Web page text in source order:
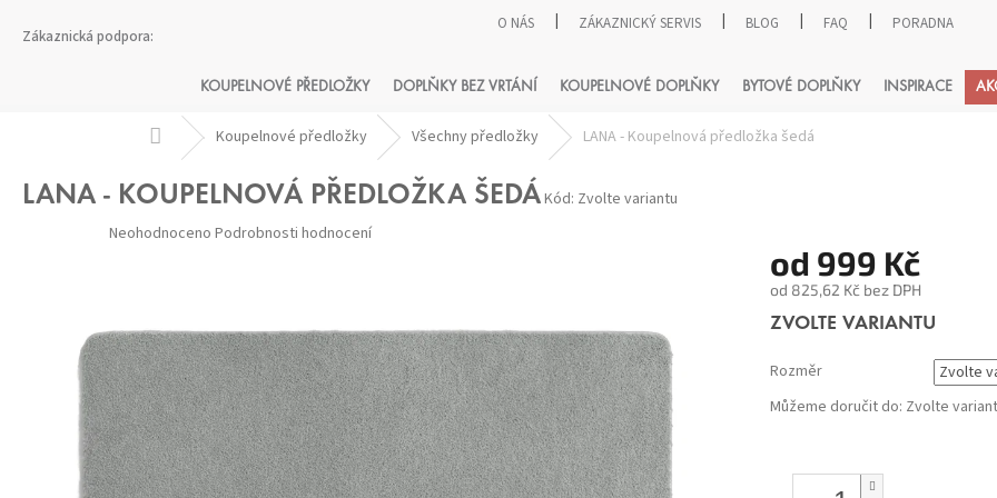
O NÁS ZÁKAZNICKÝ SERVIS BLOG FAQ PORADNA
HLEDAT
KOUPELNOVÉ PŘEDLOŽKY DOPLŇKY BEZ VRTÁNÍ KOUPELNOVÉ DOPLŇKY BYTOVÉ DOPLŇKY INSPIRACE
Domů Koupelnové předložky Všechny předložky LANA - Koupelnová předložka šedá
LANA - KOUPELNOVÁ PŘEDLOŽKA ŠEDÁKód: Zvolte variantu
Průměrné
hodnocení
Neohodnoceno Podrobnosti hodnocení
od 999 Kč
od 825,62 Kč bez DPH
Měrná
ZVOLTE VARIANTU
Rozměr
Můžeme doručit do: Zvolte